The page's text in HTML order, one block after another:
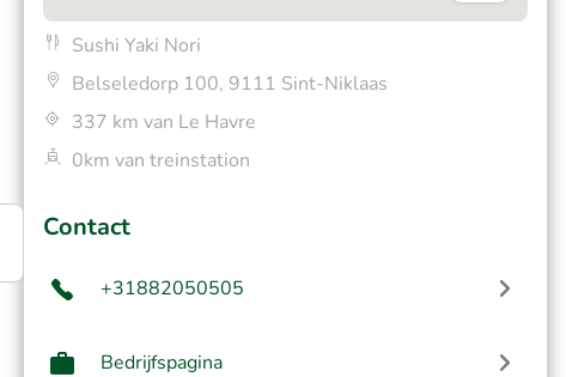
Sushi Yaki Nori
Belseledorp 100, 9111 Sint-Niklaas
337 km van Le Havre
0km van treinstation
Contact
+31882050505
Bedrijfspagina